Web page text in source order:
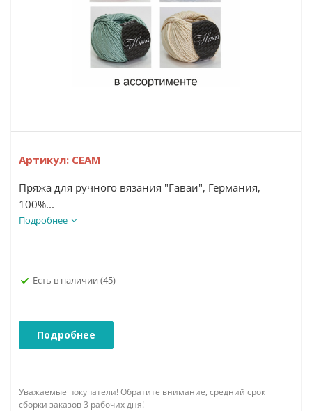
Артикул: СЕАМ
Пряжа для ручного вязания "Гаваи", Германия,
100%...
Подробнее
Есть в наличии (45)
Подробнее
Уважаемые покупатели! Обратите внимание, средний срок
сборки заказов 3 рабочих дня!